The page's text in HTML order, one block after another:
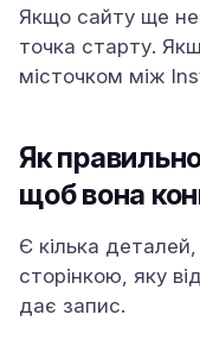
Якщо сайту ще
точка старту.
місточком між
Як
щоб вона
Є кілька
сторінкою, яку
дає запис.